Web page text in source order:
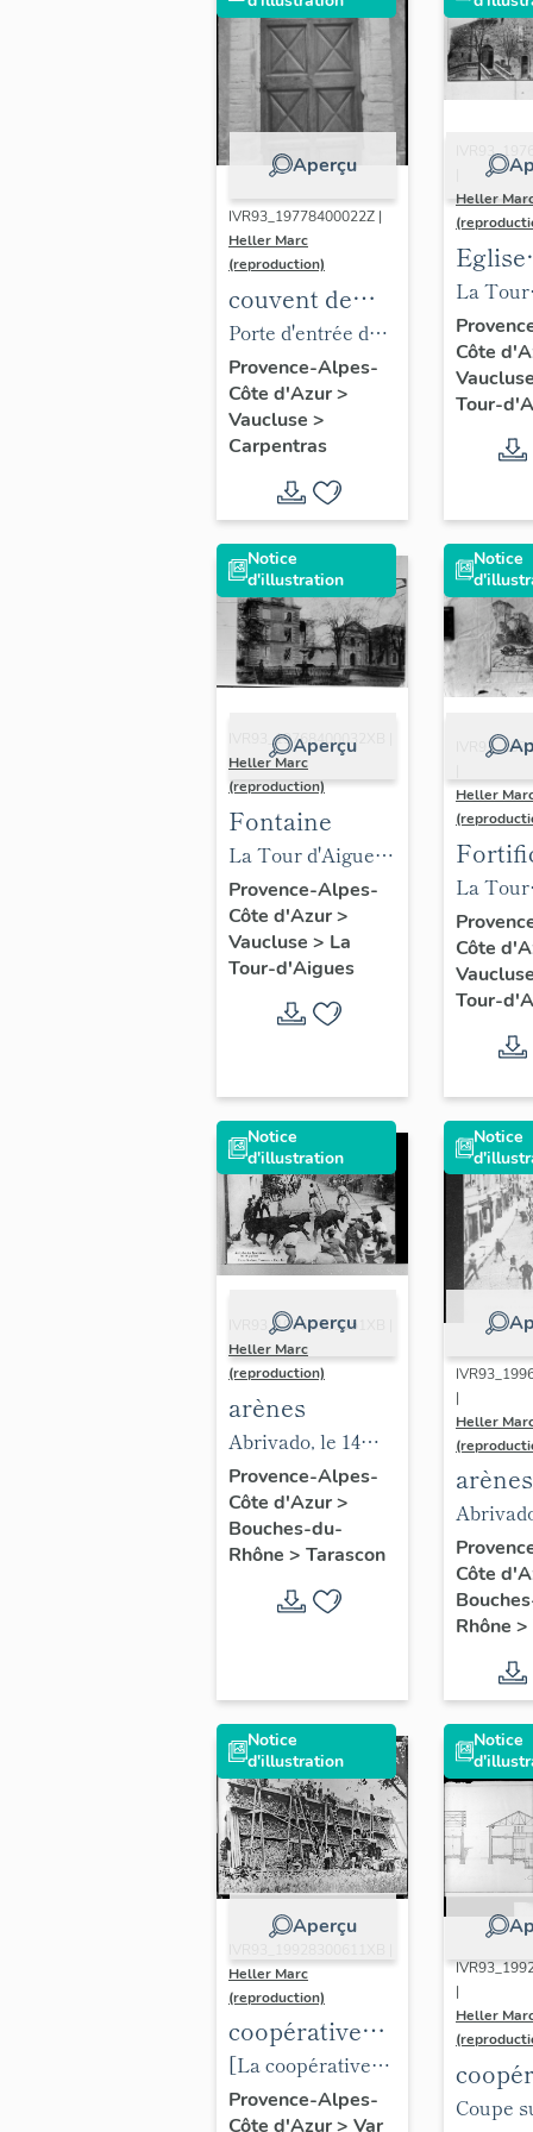
Vallée,
Barcelonnette.
Aperçu
IVR93_19778400022Z |
Heller Marc
(reproduction)
couvent de
carmélites
actuellement
immeuble à
logements
Porte d'entrée du
couvent sur la rue
du Carmel.
Provence-Alpes-
Côte d'Azur>
Vaucluse >
Carpentras
Heller
Eglise
de-
de
La Tour
L'Eglise.
Côte
Tour-
Notice
d'illustration
Aperçu
IVR93_19768400032XB |
Heller Marc
(reproduction)
Fontaine
La Tour d'Aigues
(Vaucluse).
Façade du
château.
[Fontaine de la
place du château].
Provence-Alpes-
Côte d'Azur>
Vaucluse > La
Tour-d'Aigues
Notice
Heller
La Tour
Côte
Tour-
Notice
d'illustration
Aperçu
IVR93_19961300151XB |
Heller Marc
(reproduction)
arènes
Abrivado, le 14
juillet, au début du
20e siècle.
Provence-Alpes-
Côte d'Azur>
Bouches-du-
Rhône > Tarascon
Notice
|
Heller
arènes
place
au
siècle.
Côte
Rhône >
Notice
d'illustration
Aperçu
Heller Marc
(reproduction)
coopérative
vinicole
L'Union
[La coopérative
en construction.]
Provence-Alpes-
Côte d'Azur> Var
Notice
|
Heller
Coupe